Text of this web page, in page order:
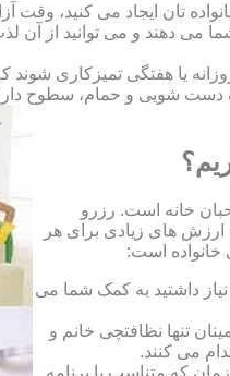
تان ایجاد می کنید، وقت
دهند و می توانید از آن
یا هفتگی تمیزکاری
و حمام، سطوح دارای
خانه است. رزرو
های زیادی برای هر
خانواده است:
داشتید به کمک شما می
تنها نظافتچی خانم و
می کنند.
که متناسب با برنامه